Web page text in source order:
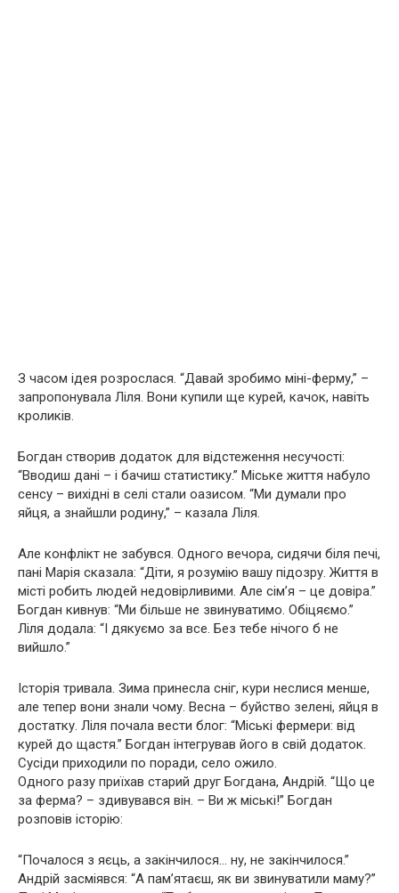
З часом ідея розрослася. “Давай зробимо міні-ферму,” –
запропонувала Ліля. Вони купили ще курей, качок, навіть
кроликів.
Богдан створив додаток для відстеження несучості:
“Вводиш дані – і бачиш статистику.” Міське життя набуло
сенсу – вихідні в селі стали оазисом. “Ми думали про
яйця, а знайшли родину,” – казала Ліля.
Але конфлікт не забувся. Одного вечора, сидячи біля печі,
пані Марія сказала: “Діти, я розумію вашу підозру. Життя в
місті робить людей недовірливими. Але сім’я – це довіра.”
Богдан кивнув: “Ми більше не звинуватимо. Обіцяємо.”
Ліля додала: “І дякуємо за все. Без тебе нічого б не
вийшло.”
Історія тривала. Зима принесла сніг, кури неслися менше,
але тепер вони знали чому. Весна – буйство зелені, яйця в
достатку. Ліля почала вести блог: “Міські фермери: від
курей до щастя.” Богдан інтегрував його в свій додаток.
Сусіди приходили по поради, село ожило.
Одного разу приїхав старий друг Богдана, Андрій. “Що це
за ферма? – здивувався він. – Ви ж міські!” Богдан
розповів історію:
“Почалося з яєць, а закінчилося… ну, не закінчилося.”
Андрій засміявся: “А пам’ятаєш, як ви звинуватили маму?”